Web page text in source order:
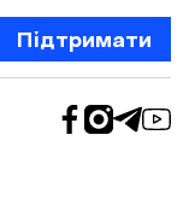
Підтримати